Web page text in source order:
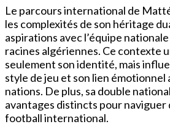
Le parcours international de
les complexités de son héritage
aspirations avec l’équipe
racines algériennes. Ce contexte
seulement son identité, mais
style de jeu et son lien émotionnel
nations. De plus, sa double
avantages distincts pour naviguer
football international.